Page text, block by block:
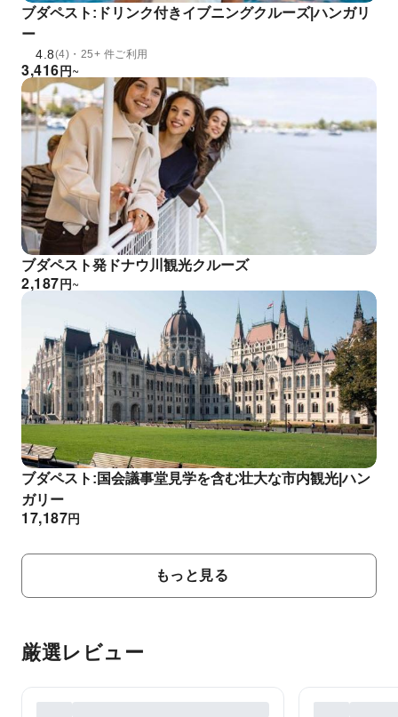
ブダペスト:ドリンク付きイブニングクルーズ|ハンガリ
ー
4.8(4)・25+ 件ご利用
円
3,416 ~
ブダペスト発ドナウ川観光クルーズ
円
2,187 ~
ブダペスト:国会議事堂見学を含む壮大な市内観光|ハン
ガリー
円
17,187
もっと見る
厳選レビュー